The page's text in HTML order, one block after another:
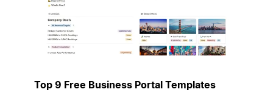
Top 9 Free Business Portal Templates